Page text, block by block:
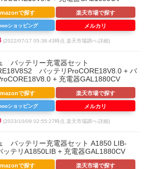
(2022/07/17 05:38:43時点 楽天市場調べ-詳細)
で探す 楽天市場で探す
ショッピング メルカリ
バッテリー充電器セット
バッテリProCORE18V8.0 + バ
+ 充電器GAL1880CV
(2023/10/09 02:55:27時点 楽天市場調べ-詳細)
で探す 楽天市場で探す
ショッピング メルカリ
バッテリー充電器セット A1850 LIB-
テリA1850LIB + 充電器GAL1880CV
で探す 楽天市場で探す